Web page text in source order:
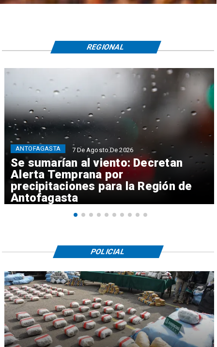
Se sumarían al viento: Decretan
Alerta Temprana por
precipitaciones para la Región de
Antofagasta
ANTOFAGASTA 7 De Agosto De 2026
REGIONAL
POLICIAL